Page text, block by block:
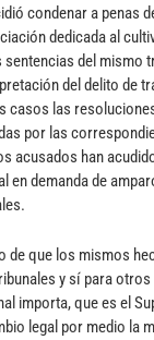
condenar a penas
dedicada al
sentencias del mismo
del delito de
casos las
por las
acusados han
en demanda de
de que los mismos
y sí para otros
importa, que es el
legal por medio la